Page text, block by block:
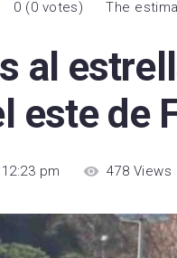
0 (0 votes) The
al
este de
pm 478 Views